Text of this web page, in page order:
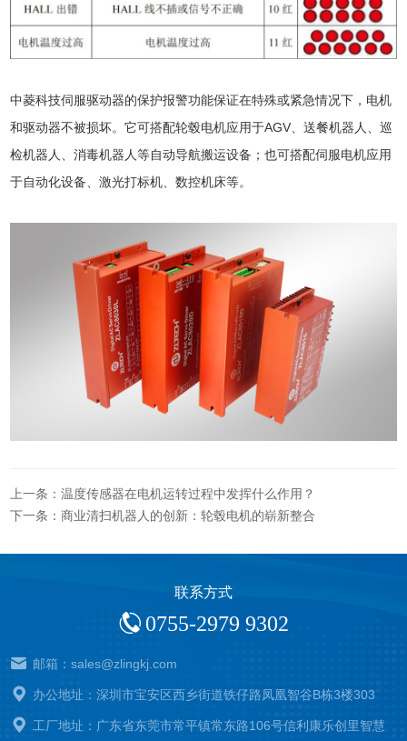
中菱科技伺服驱动器的保护报警功能保证在特殊或紧急情况下，电机
和驱动器不被损坏。它可搭配轮毂电机应用于AGV、送餐机器人、巡
检机器人、消毒机器人等自动导航搬运设备；也可搭配伺服电机应用
于自动化设备、激光打标机、数控机床等。
上一条：温度传感器在电机运转过程中发挥什么作用？
下一条：商业清扫机器人的创新：轮毂电机的崭新整合
联系方式
0755-2979 9302
邮箱：sales@zlingkj.com
办公地址：深圳市宝安区西乡街道铁仔路凤凰智谷B栋3楼303
工厂地址：广东省东莞市常平镇常东路106号信利康乐创里智慧